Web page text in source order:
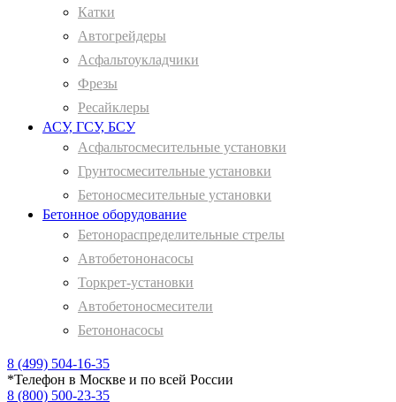
Катки
Автогрейдеры
Асфальтоукладчики
Фрезы
Ресайклеры
АСУ, ГСУ, БСУ
Асфальтосмесительные установки
Грунтосмесительные установки
Бетоносмесительные установки
Бетонное оборудование
Бетонораспределительные стрелы
Автобетононасосы
Торкрет-установки
Автобетоносмесители
Бетононасосы
8 (499) 504-16-35
*Телефон в Москве и по всей России
8 (800) 500-23-35